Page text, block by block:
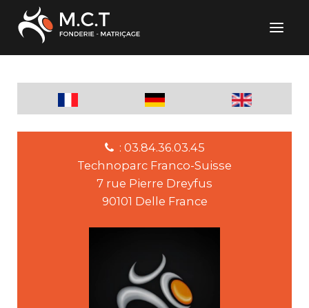
: 03.84.36.03.45
Technoparc Franco-Suisse
7 rue Pierre Dreyfus
90101 Delle France